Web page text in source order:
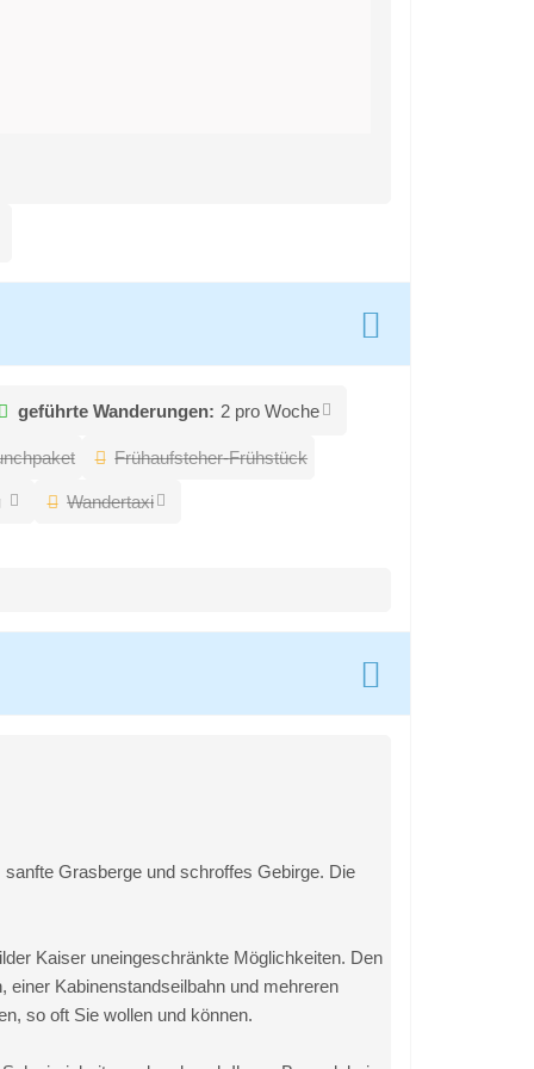
geführte Wanderungen: 2 pro Woche
Frühaufsteher-Frühstück
Wandertaxi
Grasberge und schroffes Gebirge. Die
Kaiser uneingeschränkte Möglichkeiten. Den
Kabinenstandseilbahn und mehreren
so oft Sie wollen und können.